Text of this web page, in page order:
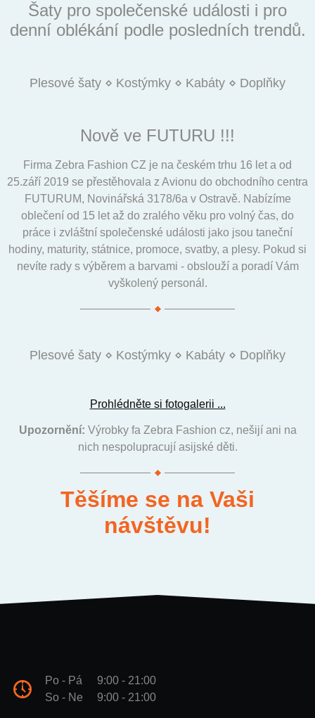
Šaty pro společenské události i pro
denní oblékání podle posledních trendů.
Nově ve FUTURU !!!
Firma Zebra Fashion CZ je na českém trhu 16 let a od
25.září 2019 se přestěhovala z Avionu do obchodního centra
FUTURUM, Novinářská 3178/6a v Ostravě. Nabízíme
oblečení od 15 let až do zralého věku pro volný čas, do
práce i zvláštní společenské události jako jsou taneční
hodiny, maturity, státnice, promoce, svatby, a plesy. Pokud si
nevíte rady s výběrem a barvami - obslouží a poradí Vám
vyškolený personál.
Prohlédněte si fotogalerii ...
Upozornění: Výrobky fa Zebra Fashion cz, nešijí ani na
nich nespolupracují asijské děti.
Těšíme se na Vaši
návštěvu!
Po - Pá
9:00 - 21:00
So - Ne
9:00 - 21:00